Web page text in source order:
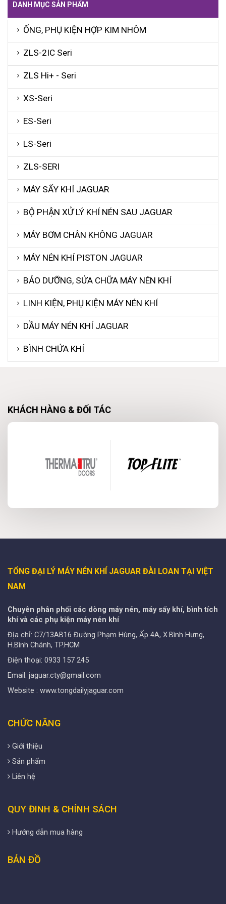
DANH MỤC SẢN PHẨM
ỐNG, PHỤ KIỆN HỢP KIM NHÔM
ZLS-2IC Seri
ZLS Hi+ - Seri
XS-Seri
ES-Seri
LS-Seri
ZLS-SERI
MÁY SẤY KHÍ JAGUAR
BỘ PHẬN XỬ LÝ KHÍ NÉN SAU JAGUAR
MÁY BƠM CHÂN KHÔNG JAGUAR
MÁY NÉN KHÍ PISTON JAGUAR
BẢO DƯỠNG, SỬA CHỮA MÁY NÉN KHÍ
LINH KIỆN, PHỤ KIỆN MÁY NÉN KHÍ
DẦU MÁY NÉN KHÍ JAGUAR
BÌNH CHỨA KHÍ
KHÁCH HÀNG & ĐỐI TÁC
TỔNG ĐẠI LÝ MÁY NÉN KHÍ JAGUAR ĐÀI LOAN TẠI VIỆT
NAM
Chuyên phân phối các dòng máy nén, máy sấy khí, bình tích
khí và các phụ kiện máy nén khí
Địa chỉ: C7/13AB16 Đường Phạm Hùng, Ấp 4A, X.Bình Hưng,
H.Bình Chánh, TP.HCM
Điện thoại: 0933 157 245
Email: jaguar.cty@gmail.com
Website : www.tongdailyjaguar.com
CHỨC NĂNG
Giới thiệu
Sản phẩm
Liên hệ
QUY ĐINH & CHÍNH SÁCH
Hướng dẫn mua hàng
BẢN ĐỒ